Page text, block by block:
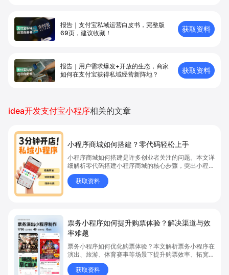
报告｜支付宝私域运营白皮书，完整版
69页，建议收藏！
获取资料
报告｜用户需求爆发+开放的生态，商家
如何在支付宝获得私域经营新阵地？
获取资料
idea开发支付宝小程序相关的文章
小程序商城如何搭建？零代码轻松上手
小程序商城如何搭建是许多创业者关注的问题。本文详
细解析零代码搭建小程序商城的核心步骤，突出小程序
商城、商城搭建与零代码开店优势，帮助你轻松实现商
品上架、全渠道销售及高效会员运营，快速开启线上卖
货新模式。点击获取详细操作指南！
获取资料
票务小程序如何提升购票体验？解决渠道与效
率难题
票务小程序如何优化购票体验？本文解析票务小程序在
演出、旅游、体育赛事等场景下提升购票效率、拓宽销
售渠道、实现会员精准营销的具体方式。关键词包括
“票务小程序”、“购票体验”、“购票效率”。
获取资料